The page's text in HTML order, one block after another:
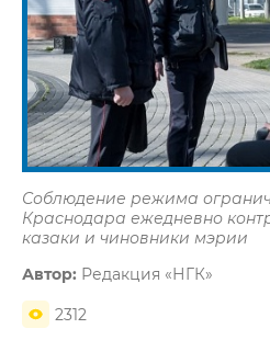
Соблюдение режима
Краснодара ежедневно
казаки и чиновники мэрии
Автор: Редакция «НГК»
2312